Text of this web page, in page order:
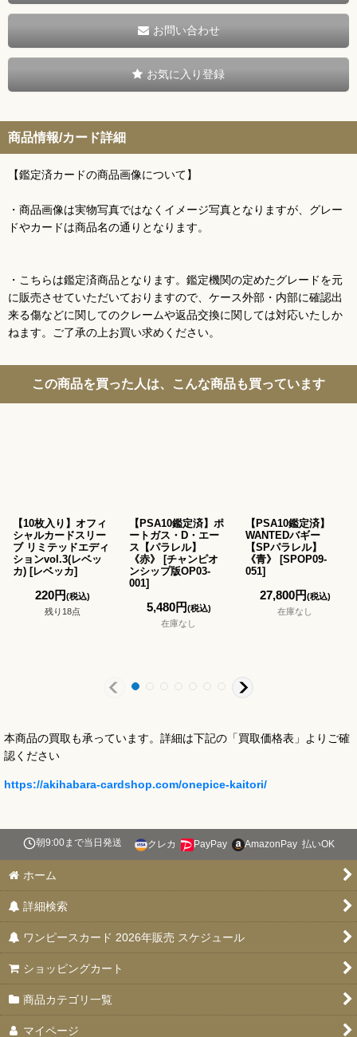
お問い合わせ
お気に入り登録
商品情報/カード詳細
【鑑定済カードの商品画像について】
・商品画像は実物写真ではなくイメージ写真となりますが、グレー
ドやカードは商品名の通りとなります。
・こちらは鑑定済商品となります。鑑定機関の定めたグレードを元
に販売させていただいておりますので、ケース外部・内部に確認出
来る傷などに関してのクレームや返品交換に関しては対応いたしか
ねます。ご了承の上お買い求めください。
この商品を買った人は、こんな商品も買っています
【10枚入り】オフィ
シャルカードスリー
ブ リミテッドエディ
ションvol.3(レベッ
カ) [レベッカ]
220円(税込)
残り18点
【PSA10鑑定済】ポ
ートガス・D・エー
ス【パラレル】
《赤》
[チャンピオ
ンシップ版OP03-
001]
5,480円(税込)
在庫なし
【PSA10鑑定済】
WANTEDバギー
【SPパラレル】
《青》
[SPOP09-
051]
27,800円(税込)
在庫なし
本商品の買取も承っています。詳細は下記の「買取価格表」よりご確
認ください
https://akihabara-cardshop.com/onepice-kaitori/
朝9:00まで当日発送 クレカ PayPay AmazonPay 払いOK
ホーム
詳細検索
ワンピースカード 2026年販売 スケジュール
ショッピングカート
商品カテゴリ一覧
マイページ